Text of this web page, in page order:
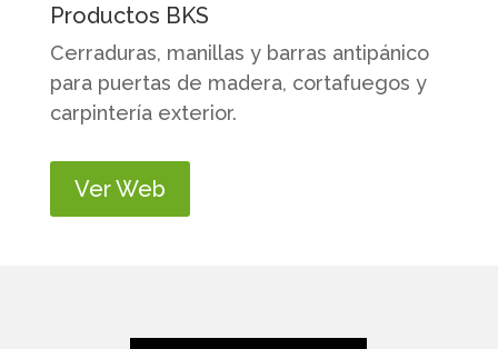
Productos BKS
Cerraduras, manillas y barras antipánico
para puertas de madera, cortafuegos y
carpintería exterior.
Ver Web